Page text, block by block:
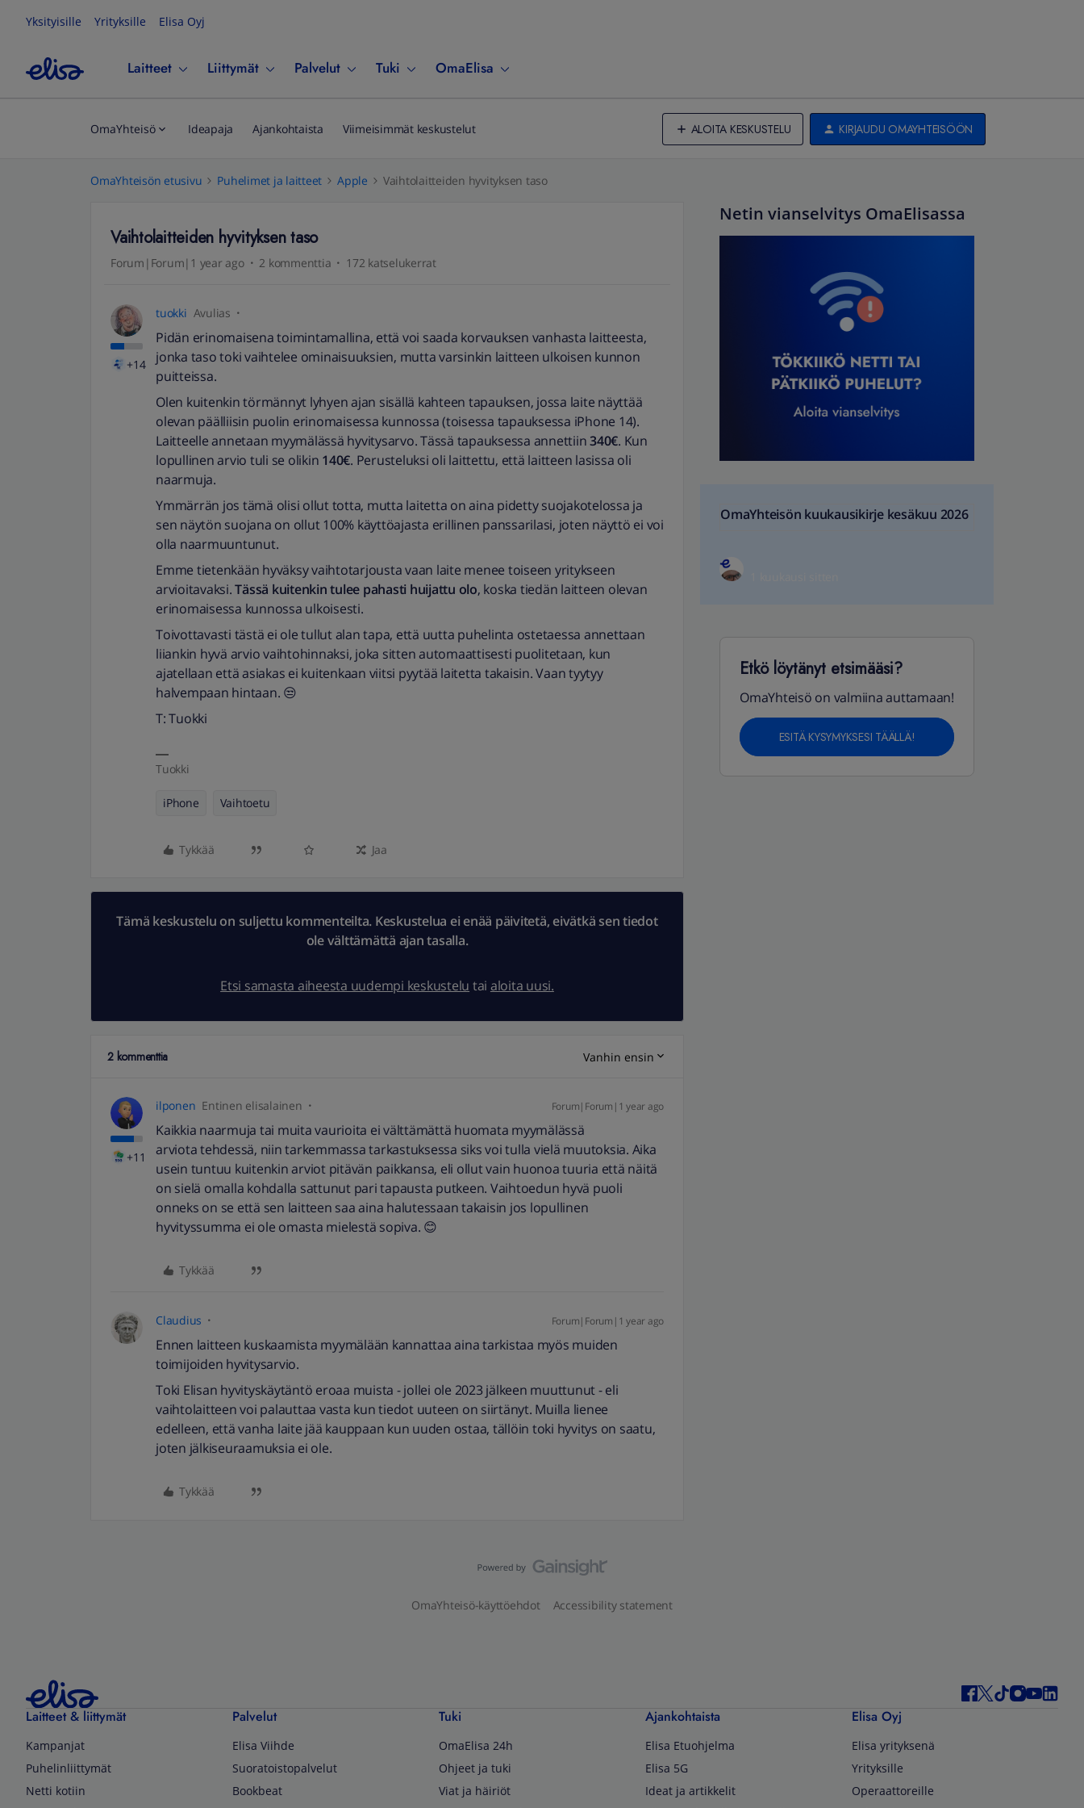
Yksityisille Yrityksille Elisa Oyj
Laitteet Liittymät Palvelut Tuki OmaElisa
OmaYhteisö Ideapaja Ajankohtaista Viimeisimmät keskustelut ALOITA KESKUSTELU KIRJAUDU OMAYHTEISÖÖN
OmaYhteisön etusivu Puhelimet ja laitteet Apple Vaihtolaitteiden hyvityksen taso
Vaihtolaitteiden hyvityksen taso
Forum|Forum|1 year ago 2 kommenttia 172 katselukerrat
+14
tuokki Avulias
Pidän erinomaisena toimintamallina, että voi saada korvauksen vanhasta laitteesta,
jonka taso toki vaihtelee ominaisuuksien, mutta varsinkin laitteen ulkoisen kunnon
puitteissa.
Olen kuitenkin törmännyt lyhyen ajan sisällä kahteen tapauksen, jossa laite näyttää
olevan päälliisin puolin erinomaisessa kunnossa (toisessa tapauksessa iPhone 14).
Laitteelle annetaan myymälässä hyvitysarvo. Tässä tapauksessa annettiin340€. Kun
lopullinen arvio tuli se olikin 140€. Perusteluksi oli laittettu, että laitteen lasissa oli
naarmuja.
Ymmärrän jos tämä olisi ollut totta, mutta laitetta on aina pidetty suojakotelossa ja
sen näytön suojana on ollut 100% käyttöajasta erillinen panssarilasi, joten näyttö ei voi
olla naarmuuntunut.
Emme tietenkään hyväksy vaihtotarjousta vaan laite menee toiseen yritykseen
arvioitavaksi.Tässä kuitenkin tulee pahasti huijattu olo, koska tiedän laitteen olevan
erinomaisessa kunnossa ulkoisesti.
Toivottavasti tästä ei ole tullut alan tapa, että uutta puhelinta ostetaessa annettaan
liiankin hyvä arvio vaihtohinnaksi, joka sitten automaattisesti puolitetaan, kun
ajatellaan että asiakas ei kuitenkaan viitsi pyytää laitetta takaisin. Vaan tyytyy
halvempaan hintaan. 😒
T: Tuokki
Tuokki
iPhone Vaihtoetu
Tykkää Jaa
Tämä keskustelu on suljettu kommenteilta. Keskustelua ei enää päivitetä, eivätkä sen tiedot
ole välttämättä ajan tasalla.
Etsi samasta aiheesta uudempi keskustelu tai aloita uusi.
2 kommenttia Vanhin ensin
+11
ilponen Entinen elisalainen Forum|Forum|1 year ago
Kaikkia naarmuja tai muita vaurioita ei välttämättä huomata myymälässä
arviota tehdessä, niin tarkemmassa tarkastuksessa siks voi tulla vielä muutoksia. Aika
usein tuntuu kuitenkin arviot pitävän paikkansa, eli ollut vain huonoa tuuria että näitä
on sielä omalla kohdalla sattunut pari tapausta putkeen. Vaihtoedun hyvä puoli
onneks on se että sen laitteen saa aina halutessaan takaisin jos lopullinen
hyvityssumma ei ole omasta mielestä sopiva. 😊
Tykkää
Claudius Forum|Forum|1 year ago
Ennen laitteen kuskaamista myymälään kannattaa aina tarkistaa myös muiden
toimijoiden hyvitysarvio.
Toki Elisan hyvityskäytäntö eroaa muista - jollei ole 2023 jälkeen muuttunut - eli
vaihtolaitteen voi palauttaa vasta kun tiedot uuteen on siirtänyt. Muilla lienee
edelleen, että vanha laite jää kauppaan kun uuden ostaa, tällöin toki hyvitys on saatu,
joten jälkiseuraamuksia ei ole.
Tykkää
Netin vianselvitys OmaElisassa
OmaYhteisön kuukausikirje kesäkuu 2026
Etkö löytänyt etsimääsi?
OmaYhteisö on valmiina auttamaan!
ESITÄ KYSYMYKSESI TÄÄLLÄ!
OmaYhteisö-käyttöehdot Accessibility statement
Laitteet & liittymät
Kampanjat
Puhelinliittymät
Netti kotiin
Palvelut
Elisa Viihde
Suoratoistopalvelut
Bookbeat
Tuki
OmaElisa 24h
Ohjeet ja tuki
Viat ja häiriöt
Ajankohtaista
Elisa Etuohjelma
Elisa 5G
Ideat ja artikkelit
Elisa Oyj
Elisa yrityksenä
Yrityksille
Operaattoreille